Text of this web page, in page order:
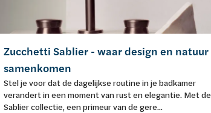
Zucchetti Sablier - waar design en natuur
samenkomen
Stel je voor dat de dagelijkse routine in je badkamer
verandert in een moment van rust en elegantie. Met de
Sablier collectie, een primeur van de gere...